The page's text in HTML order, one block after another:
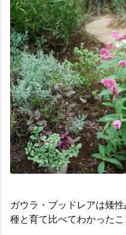
ガウラ・ブッドレアは矮
種と育て比べてわかったこ